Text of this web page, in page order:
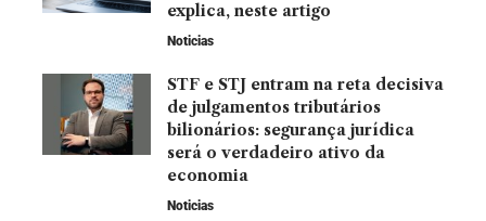
explica, neste artigo
Noticias
STF e STJ entram na reta decisiva
de julgamentos tributários
bilionários: segurança jurídica
será o verdadeiro ativo da
economia
Noticias